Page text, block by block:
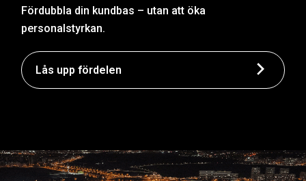
Fördubbla din kundbas – utan att öka
personalstyrkan.
Lås upp fördelen